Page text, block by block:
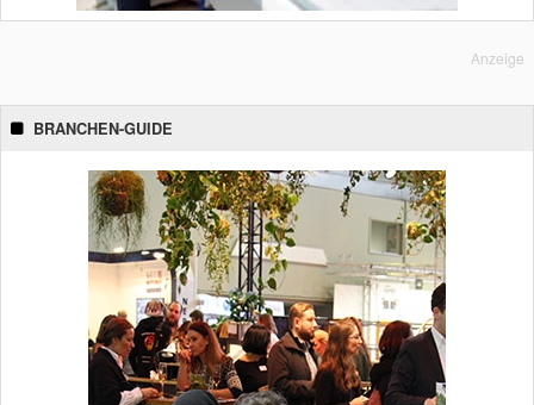
Anzeige
BRANCHEN-GUIDE